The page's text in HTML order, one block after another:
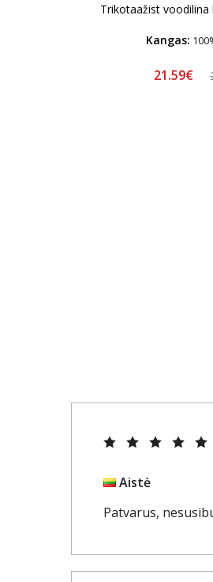
Trikotaažist voodilina
Kangas:
21.59€
Aistė
Patvarus,